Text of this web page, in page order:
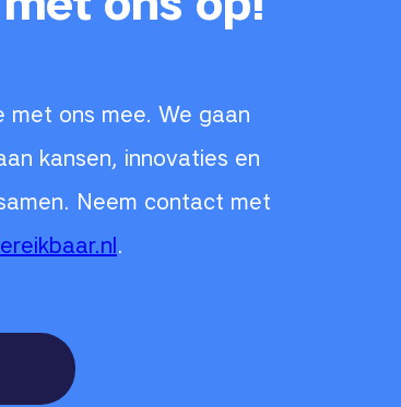
met ons mee. We gaan
kansen, innovaties en
Neem contact met
.